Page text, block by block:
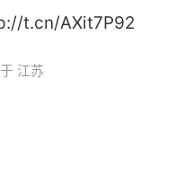
t.cn/AXit7P92
江苏